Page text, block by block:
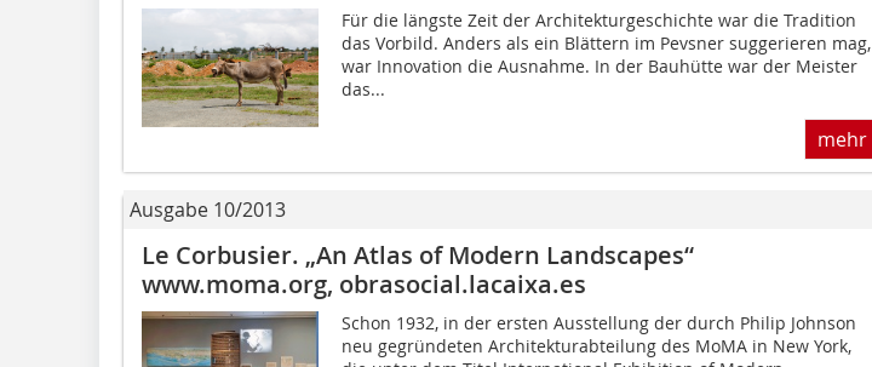
Für die längste Zeit der Architekturgeschichte war die Tradition
das Vorbild. Anders als ein Blättern im Pevsner suggerieren mag,
war Innovation die Ausnahme. In der Bauhütte war der Meister
das...
mehr
Ausgabe 10/2013
Le Corbusier. „An Atlas of Modern Landscapes“
www.moma.org, obrasocial.lacaixa.es
Schon 1932, in der ersten Ausstellung der durch Philip Johnson
neu gegründeten Architekturabteilung des MoMA in New York,